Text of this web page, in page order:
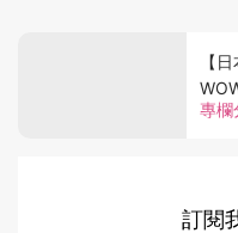
專欄
【
訂閱